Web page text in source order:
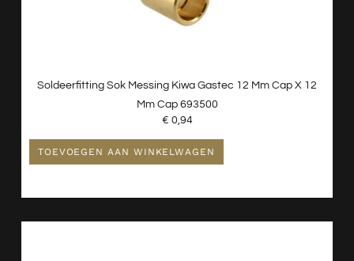
Nieuw - Wordt Niet Gebruikt
Toiletten
Wastafels
Waterontharder
Soldeerfitting Sok Messing Kiwa Gastec 12 Mm Cap X 12
Mm Cap 693500
€ 0,94
TOEVOEGEN AAN WINKELWAGEN